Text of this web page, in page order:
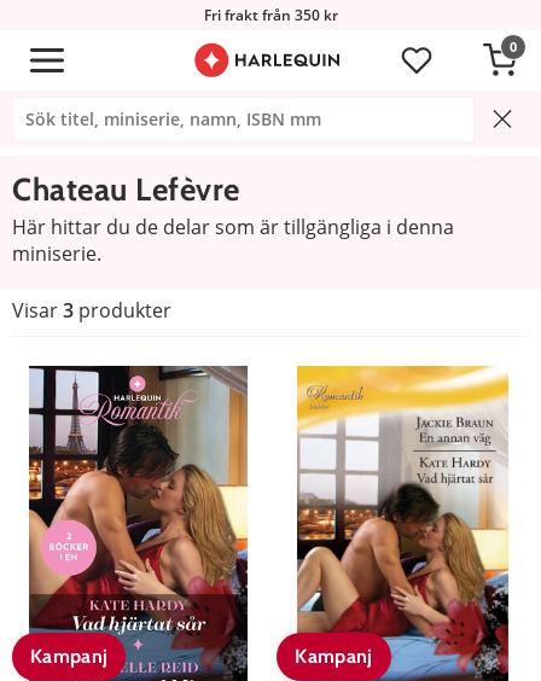
Fri frakt från 350 kr
0
Chateau Lefèvre
Här hittar du de delar som är tillgängliga i denna
miniserie.
Visar3 produkter
Kampanj Kampanj